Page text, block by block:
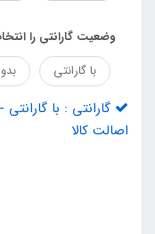
وضعیت گارانتی را
با گارانتی
اصالت کالا